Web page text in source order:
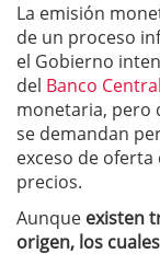
La emisión
de un proceso
el Gobierno
del Banco Central
monetaria, pero
se demandan
exceso de
precios.
Aunque existen
origen, los